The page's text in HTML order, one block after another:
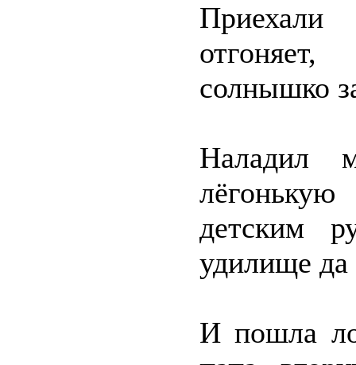
солнышко
Наладил
детским
удилище
И пошла